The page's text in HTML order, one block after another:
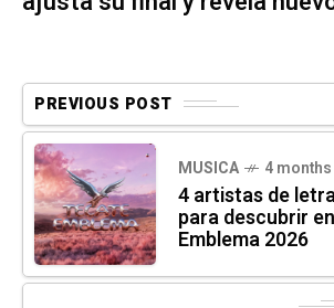
PREVIOUS POST
MUSICA 4
4 artistas de
para descubrir
Emblema 2026